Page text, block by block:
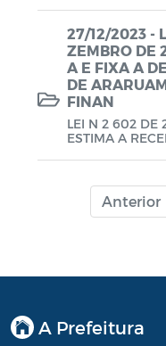
Relatório
Orçamentária
Saúde -
ECE A
RONOGRAMA
27/12/2023 -
ZEMBRO DE
A E FIXA A
DE
FINAN
LEI N 2 602 DE
ESTIMA A
Anterior
A Prefeitura